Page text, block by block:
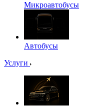
Микроавтобусы
Автобусы
Услуги